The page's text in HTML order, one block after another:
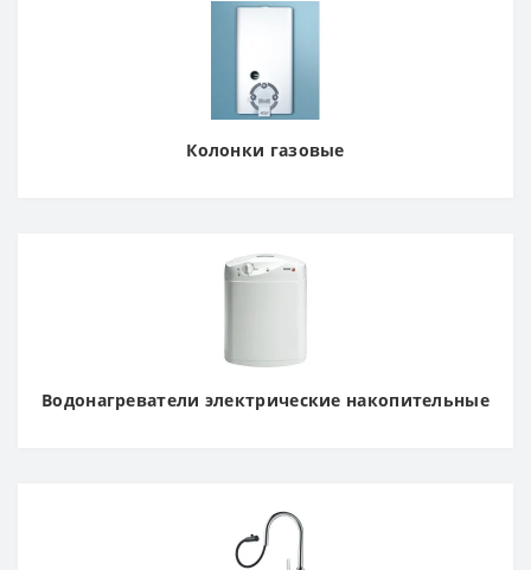
Колонки газовые
Водонагреватели электрические накопительные